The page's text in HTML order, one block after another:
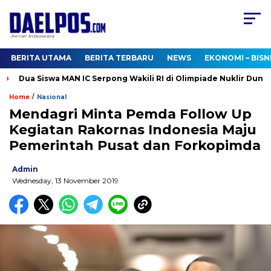
BERITA UTAMA BERITA TERBARU NEWS EKONOMI –
Dua Siswa MAN IC Serpong Wakili RI di Olimpiade Nuklir Dunia
Home / Nasional
Mendagri Minta Pemda Follow Up
Kegiatan Rakornas Indonesia Maju
Pemerintah Pusat dan Forkopimda
Admin
Wednesday, 13 November 2019